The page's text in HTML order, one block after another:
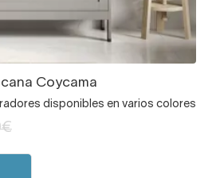
Coycama
disponibles en varios colores